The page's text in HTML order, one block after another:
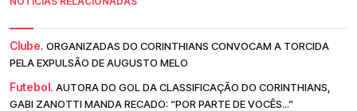
Clube. ORGANIZADAS DO CORINTHIANS CONVOCAM A TORCIDA
PELA EXPULSÃO DE AUGUSTO MELO
Futebol. AUTORA DO GOL DA CLASSIFICAÇÃO DO CORINTHIANS,
GABI ZANOTTI MANDA RECADO: “POR PARTE DE VOCÊS...”